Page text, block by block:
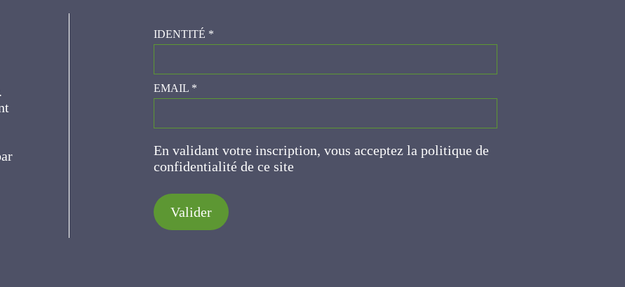
IDENTITÉ*
EMAIL*
En validant votre inscription, vous acceptez la politique
de confidentialité de ce site
Valider